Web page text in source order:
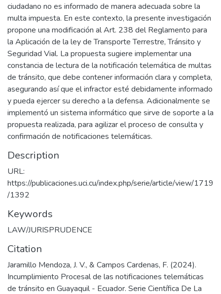
ciudadano no es informado de manera adecuada sobre la
multa impuesta. En este contexto, la presente investigación
propone una modificación al Art. 238 del Reglamento para
la Aplicación de la ley de Transporte Terrestre, Tránsito y
Seguridad Vial. La propuesta sugiere implementar una
constancia de lectura de la notificación telemática de multas
de tránsito, que debe contener información clara y completa,
asegurando así que el infractor esté debidamente informado
y pueda ejercer su derecho a la defensa. Adicionalmente se
implementó un sistema informático que sirve de soporte a la
propuesta realizada, para agilizar el proceso de consulta y
confirmación de notificaciones telemáticas.
Description
URL:
https://publicaciones.uci.cu/index.php/serie/article/view/1719
/1392
Keywords
LAW/JURISPRUDENCE
Citation
Jaramillo Mendoza, J. V., & Campos Cardenas, F. (2024).
Incumplimiento Procesal de las notificaciones telemáticas
de tránsito en Guayaquil - Ecuador. Serie Científica De La